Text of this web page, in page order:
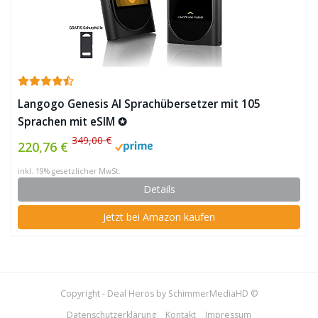
Langogo Genesis AI Sprachübersetzer mit 105
Sprachen mit eSIM ✪
220,76 € 349,00 €
inkl. 19% gesetzlicher MwSt.
Details
Jetzt bei Amazon kaufen
Copyright - Deal Heros by SchimmerMediaHD ©
Datenschutzerklärung
Kontakt Impressum